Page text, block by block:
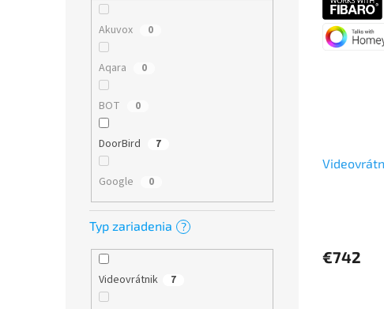
Akuvox 0
Aqara 0
BOT 0
DoorBird 7
Google 0
Typ zariadenia ?
Videovrátnik 7
€742